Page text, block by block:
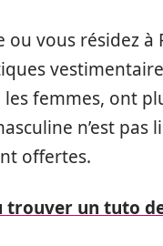
ou vous résidez
femmes, ont
n’est
offertes.
trouver un tuto